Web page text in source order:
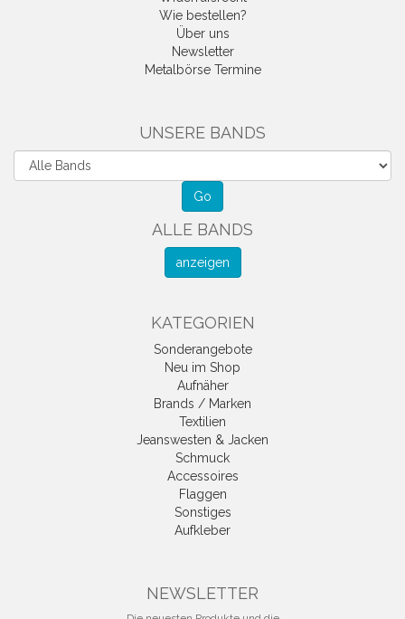
Wie bestellen?
Über uns
Newsletter
Metalbörse Termine
UNSERE BANDS
ALLE BANDS
anzeigen
KATEGORIEN
Sonderangebote
Neu im Shop
Aufnäher
Brands / Marken
Textilien
Jeanswesten & Jacken
Schmuck
Accessoires
Flaggen
Sonstiges
Aufkleber
NEWSLETTER